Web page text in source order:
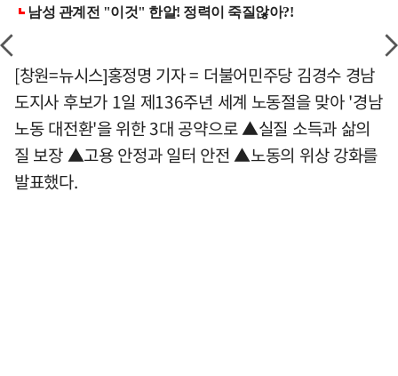
[창원=뉴시스]홍정명 기자 = 더불어민주당 김경수 경남
도지사 후보가 1일 제136주년 세계 노동절을 맞아 '경남
노동 대전환'을 위한 3대 공약으로 ▲실질 소득과 삶의
질 보장 ▲고용 안정과 일터 안전 ▲노동의 위상 강화를
발표했다.